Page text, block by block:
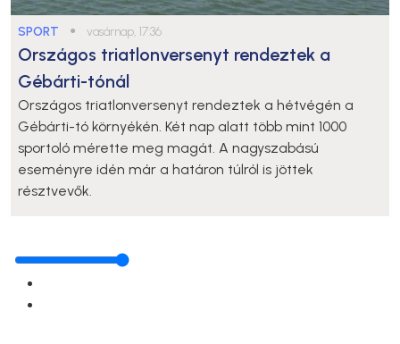
SPORT ● vasárnap, 17:36
Országos triatlonversenyt rendeztek a
Gébárti-tónál
Országos triatlonversenyt rendeztek a hétvégén a
Gébárti-tó környékén. Két nap alatt több mint 1000
sportoló mérette meg magát. A nagyszabású
eseményre idén már a határon túlról is jöttek
résztvevők.